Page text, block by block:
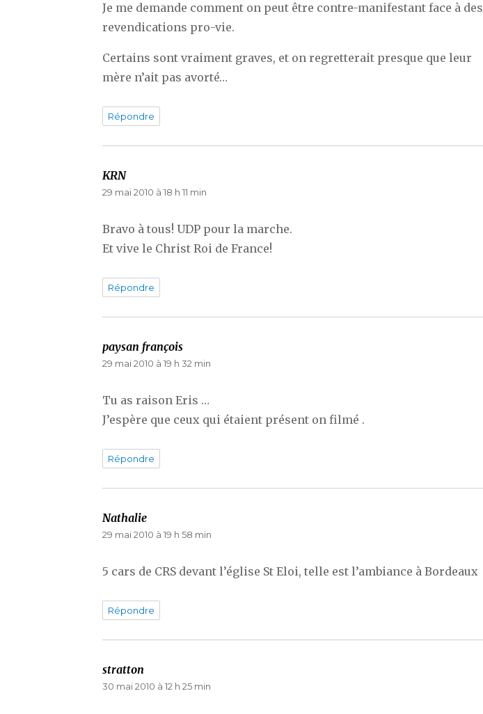
Je me demande comment on peut être contre-manifestant face à des
revendications pro-vie.
Certains sont vraiment graves, et on regretterait presque que leur
mère n’ait pas avorté…
Répondre
KRNdit :
29 mai 2010 à 18 h 11 min
Bravo à tous! UDP pour la marche.
Et vive le Christ Roi de France!
Répondre
paysan françois
29 mai 2010 à 19 h 32 min
Tu as raison Eris …
J’espère que ceux qui étaient présent on filmé .
Répondre
Nathalie
29 mai 2010 à 19 h 58 min
5 cars de CRS devant l’église St Eloi, telle est l’ambiance à Bordeaux
Répondre
stratton
30 mai 2010 à 12 h 25 min